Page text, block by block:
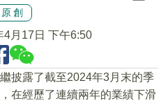
原創
4月17日 下午6:50
披露了截至2024年3月末的季
在經歷了連續兩年的業績下滑